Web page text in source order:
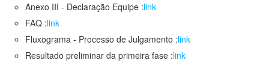
Anexo III - Declaração Equipe :link
FAQ :link
Fluxograma - Processo de Julgamento :link
Resultado preliminar da primeira fase :link